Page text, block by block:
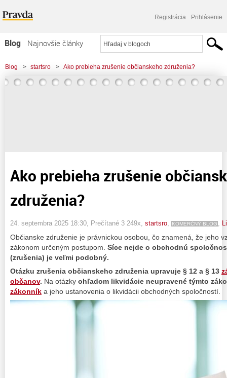
Registrácia Prihlásenie
Blog
Najnovšie články
Najčítanejšie články
Najkomentovanejšie články
Blog > startsro > Ako prebieha zrušenie občianskeho združenia?
Ako prebieha zrušenie
združenia?
24. septembra 2025 18:30 , Prečítané 3 249x, startsro KOMERČNÝ BLOG
Občianske združenie je právnickou osobou, čo znamená, že jeho
zákonom určeným postupom. Síce nejde o obchodnú
(zrušenia) je veľmi podobný.
Otázku zrušenia občianskeho združenia upravuje § 12 a § 13
občanov. Na otázky ohľadom likvidácie neupravené týmto
zákonník a jeho ustanovenia o likvidácii obchodných spoločností.